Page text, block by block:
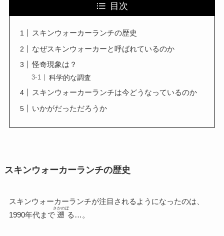
目次
スキンウォーカーランチの歴史
なぜスキンウォーカーと呼ばれているのか
怪奇現象は？
科学的な調査
スキンウォーカーランチは今どうなっているのか
いかがだっただろうか
スキンウォーカーランチの歴史
スキンウォーカーランチが注目されるようになったのは、
1990年代まで 遡
さかのぼ
る…。